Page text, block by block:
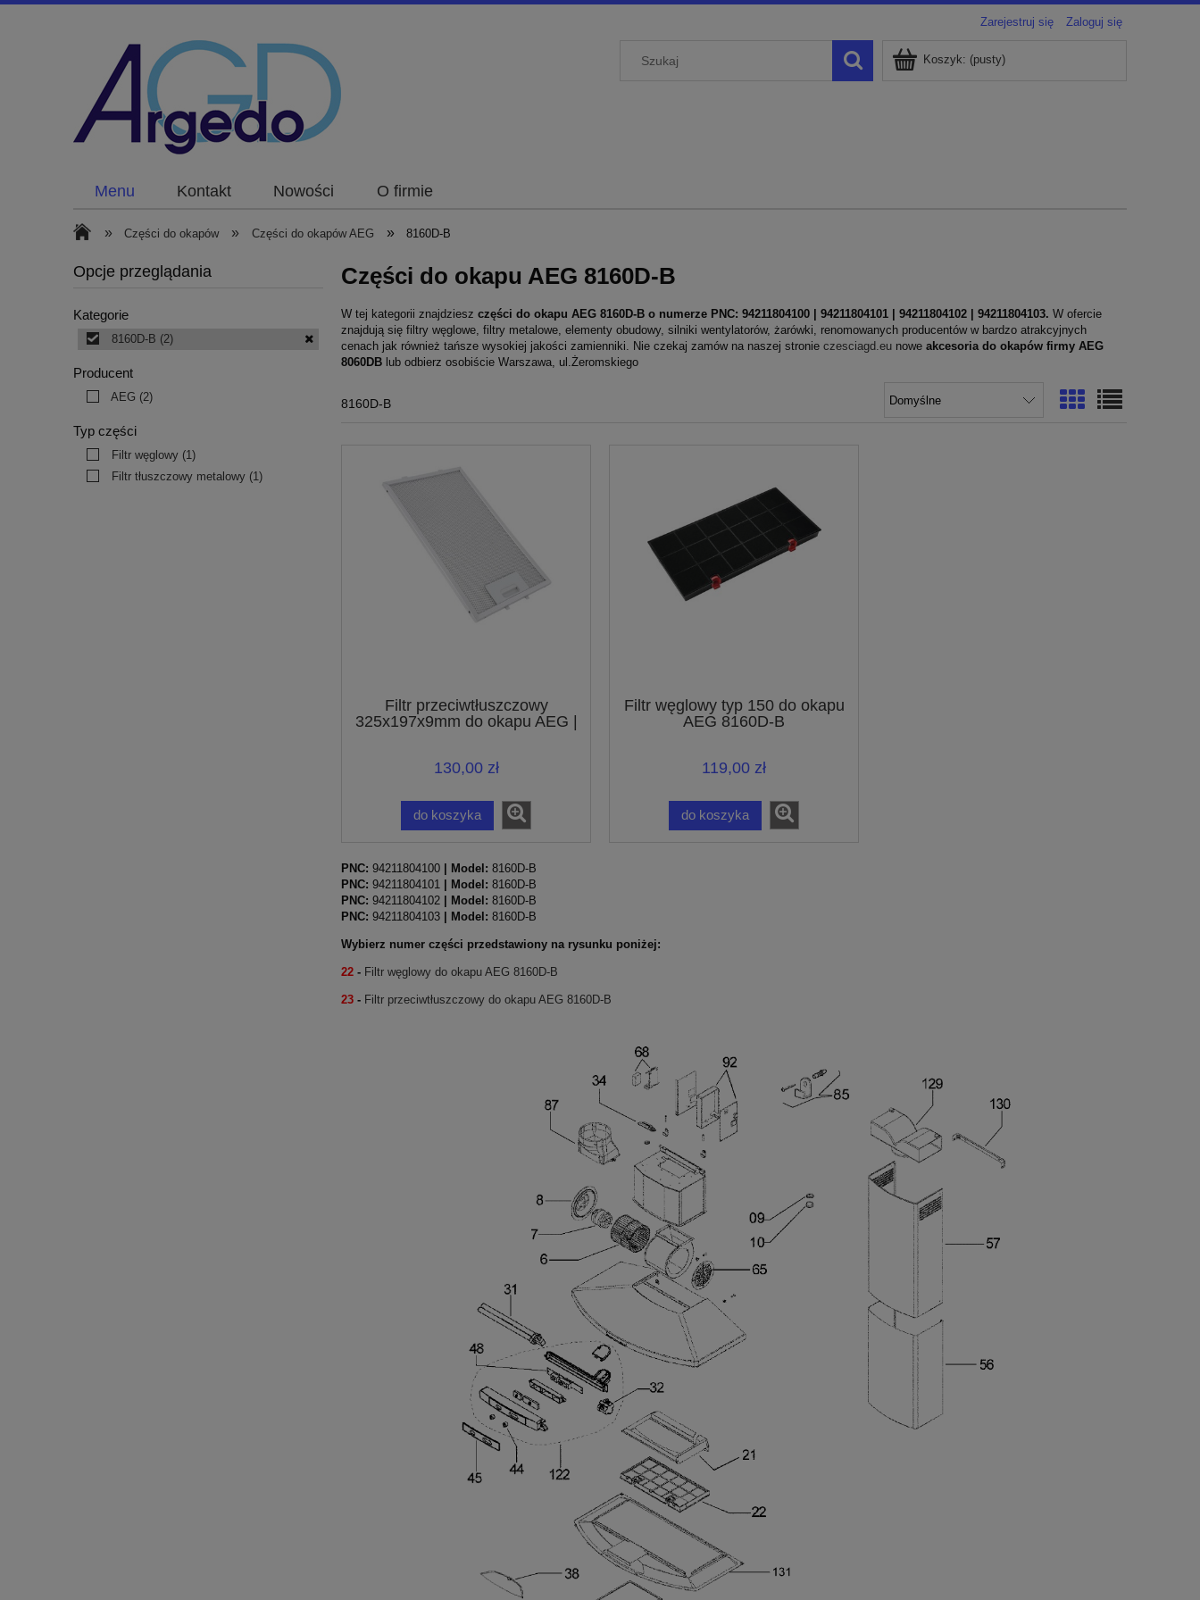
Zarejestruj się Zaloguj się
Koszyk: (pusty)
Menu Kontakt Nowości O firmie
» Części do okapów » Części do okapów AEG » 8160D-B
Opcje przeglądania
Kategorie
8160D-B (2)
Producent
AEG (2)
Typ części
Filtr węglowy (1)
Filtr tłuszczowy metalowy (1)
Części do okapu AEG 8160D-B
W tej kategorii znajdziesz części do okapu AEG 8160D-B o numerze PNC: 94211804100 | 94211804101 | 94211804102 | 94211804103. W ofercie
znajdują się filtry węglowe, filtry metalowe, elementy obudowy, silniki wentylatorów, żarówki, renomowanych producentów w bardzo atrakcyjnych
cenach jak również tańsze wysokiej jakości zamienniki. Nie czekaj zamów na naszej stronie czesciagd.eu nowe akcesoria do okapów firmy AEG
8060DB lub odbierz osobiście Warszawa, ul.Żeromskiego
8160D-B
Filtr przeciwtłuszczowy
325x197x9mm do okapu AEG |
130,00 zł
do koszyka
Filtr węglowy typ 150 do okapu
AEG 8160D-B
119,00 zł
do koszyka
PNC: 94211804100 | Model: 8160D-B
PNC: 94211804101 | Model: 8160D-B
PNC: 94211804102 | Model: 8160D-B
PNC: 94211804103 | Model: 8160D-B
Wybierz numer części przedstawiony na rysunku poniżej:
22 - Filtr węglowy do okapu AEG 8160D-B
23 - Filtr przeciwtłuszczowy do okapu AEG 8160D-B